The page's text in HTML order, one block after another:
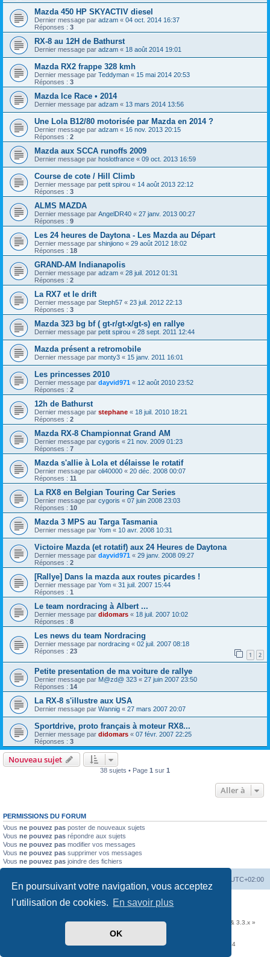
En poursuivant votre navigation, vous acceptez
l’utilisation de cookies. En savoir plus
OK
Mazda 450 HP SKYACTIV diesel
Dernier message par adzam « 04 oct. 2014 16:37
Réponses : 3
RX-8 au 12H de Bathurst
Dernier message par adzam « 18 août 2014 19:01
Mazda RX2 frappe 328 kmh
Dernier message par Teddyman « 15 mai 2014 20:53
Réponses : 3
Mazda Ice Race • 2014
Dernier message par adzam « 13 mars 2014 13:56
Une Lola B12/80 motorisée par Mazda en 2014 ?
Dernier message par adzam « 16 nov. 2013 20:15
Réponses : 2
Mazda aux SCCA runoffs 2009
Dernier message par hoslotfrance « 09 oct. 2013 16:59
Course de cote / Hill Climb
Dernier message par petit spirou « 14 août 2013 22:12
Réponses : 3
ALMS MAZDA
Dernier message par AngelDR40 « 27 janv. 2013 00:27
Réponses : 9
Les 24 heures de Daytona - Les Mazda au Départ
Dernier message par shinjiono « 29 août 2012 18:02
Réponses : 18
GRAND-AM Indianapolis
Dernier message par adzam « 28 juil. 2012 01:31
Réponses : 2
La RX7 et le drift
Dernier message par Steph57 « 23 juil. 2012 22:13
Réponses : 3
Mazda 323 bg bf ( gt-r/gt-x/gt-s) en rallye
Dernier message par petit spirou « 28 sept. 2011 12:44
Mazda présent a retromobile
Dernier message par monty3 « 15 janv. 2011 16:01
Les princesses 2010
Dernier message par dayvid971 « 12 août 2010 23:52
Réponses : 2
12h de Bathurst
Dernier message par stephane « 18 juil. 2010 18:21
Réponses : 2
Mazda RX-8 Championnat Grand AM
Dernier message par cygoris « 21 nov. 2009 01:23
Réponses : 7
Mazda s'allie à Lola et délaisse le rotatif
Dernier message par oli40000 « 20 déc. 2008 00:07
Réponses : 11
La RX8 en Belgian Touring Car Series
Dernier message par cygoris « 07 juin 2008 23:03
Réponses : 10
Mazda 3 MPS au Targa Tasmania
Dernier message par Yom « 10 avr. 2008 10:31
Victoire Mazda (et rotatif) aux 24 Heures de Daytona
Dernier message par dayvid971 « 29 janv. 2008 09:27
Réponses : 2
[Rallye] Dans la mazda aux routes picardes !
Dernier message par Yom « 31 juil. 2007 15:44
Réponses : 1
Le team nordracing à Albert ...
Dernier message par didomars « 18 juil. 2007 10:02
Réponses : 8
Les news du team Nordracing
Dernier message par nordracing « 02 juil. 2007 08:18
Réponses : 23 1 2
Petite presentation de ma voiture de rallye
Dernier message par M@zd@ 323 « 27 juin 2007 23:50
Réponses : 14
La RX-8 s'illustre aux USA
Dernier message par Wannig « 27 mars 2007 20:07
Sportdrive, proto français à moteur RX8...
Dernier message par didomars « 07 févr. 2007 22:25
Réponses : 3
Nouveau sujet
38 sujets • Page 1 sur 1
Aller à
PERMISSIONS DU FORUM
Vous ne pouvez pas poster de nouveaux sujets
Vous ne pouvez pas répondre aux sujets
Vous ne pouvez pas modifier vos messages
Vous ne pouvez pas supprimer vos messages
Vous ne pouvez pas joindre des fichiers
UTC+02:00
Développé parphpBB® Forum Software © phpBB Limited
Communauté EzCom: « Traductions d'extensions & styles pour phpBB 3.2.x & 3.3.x »
Forum hébergé par les services d’
Avenue de la Praille, 26 - 1227 Carouge - Suisse - tél +41 22 820 35 44